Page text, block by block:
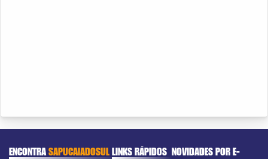
ENCONTRASAPUCAIADOSULLINKS RÁPIDOS NOVIDADES POR E-